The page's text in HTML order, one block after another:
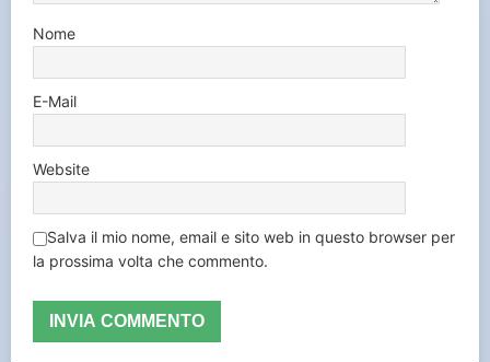
Nome
E-Mail
Website
Salva il mio nome, email e sito web in questo browser per
la prossima volta che commento.